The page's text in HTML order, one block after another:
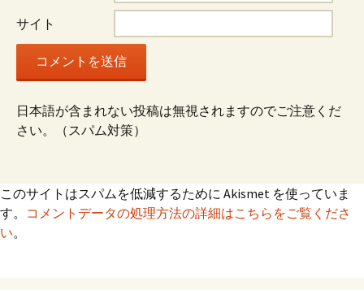
ン
サイト
日本語が含まれない投稿は無視されますのでご注意くだ
さい。（スパム対策）
このサイトはスパムを低減するために Akismet を使っていま
す。 コメントデータの処理方法の詳細はこちらをご覧くださ
い。